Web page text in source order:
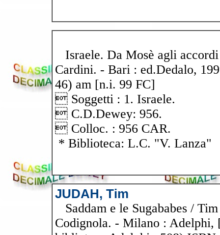
Israele. Da Mosè agli
Cardini. - Bari : ed.Dedalo,
46) am [n.i. 99 FC]
 Soggetti : 1. Israele.
 C.D.Dewey: 956.
 Colloc. : 956 CAR.
* Biblioteca: L.C. "V. Lanza"
JUDAH, Tim
Saddam e le Sugababes /
Codignola. - Milano : Adelphi,